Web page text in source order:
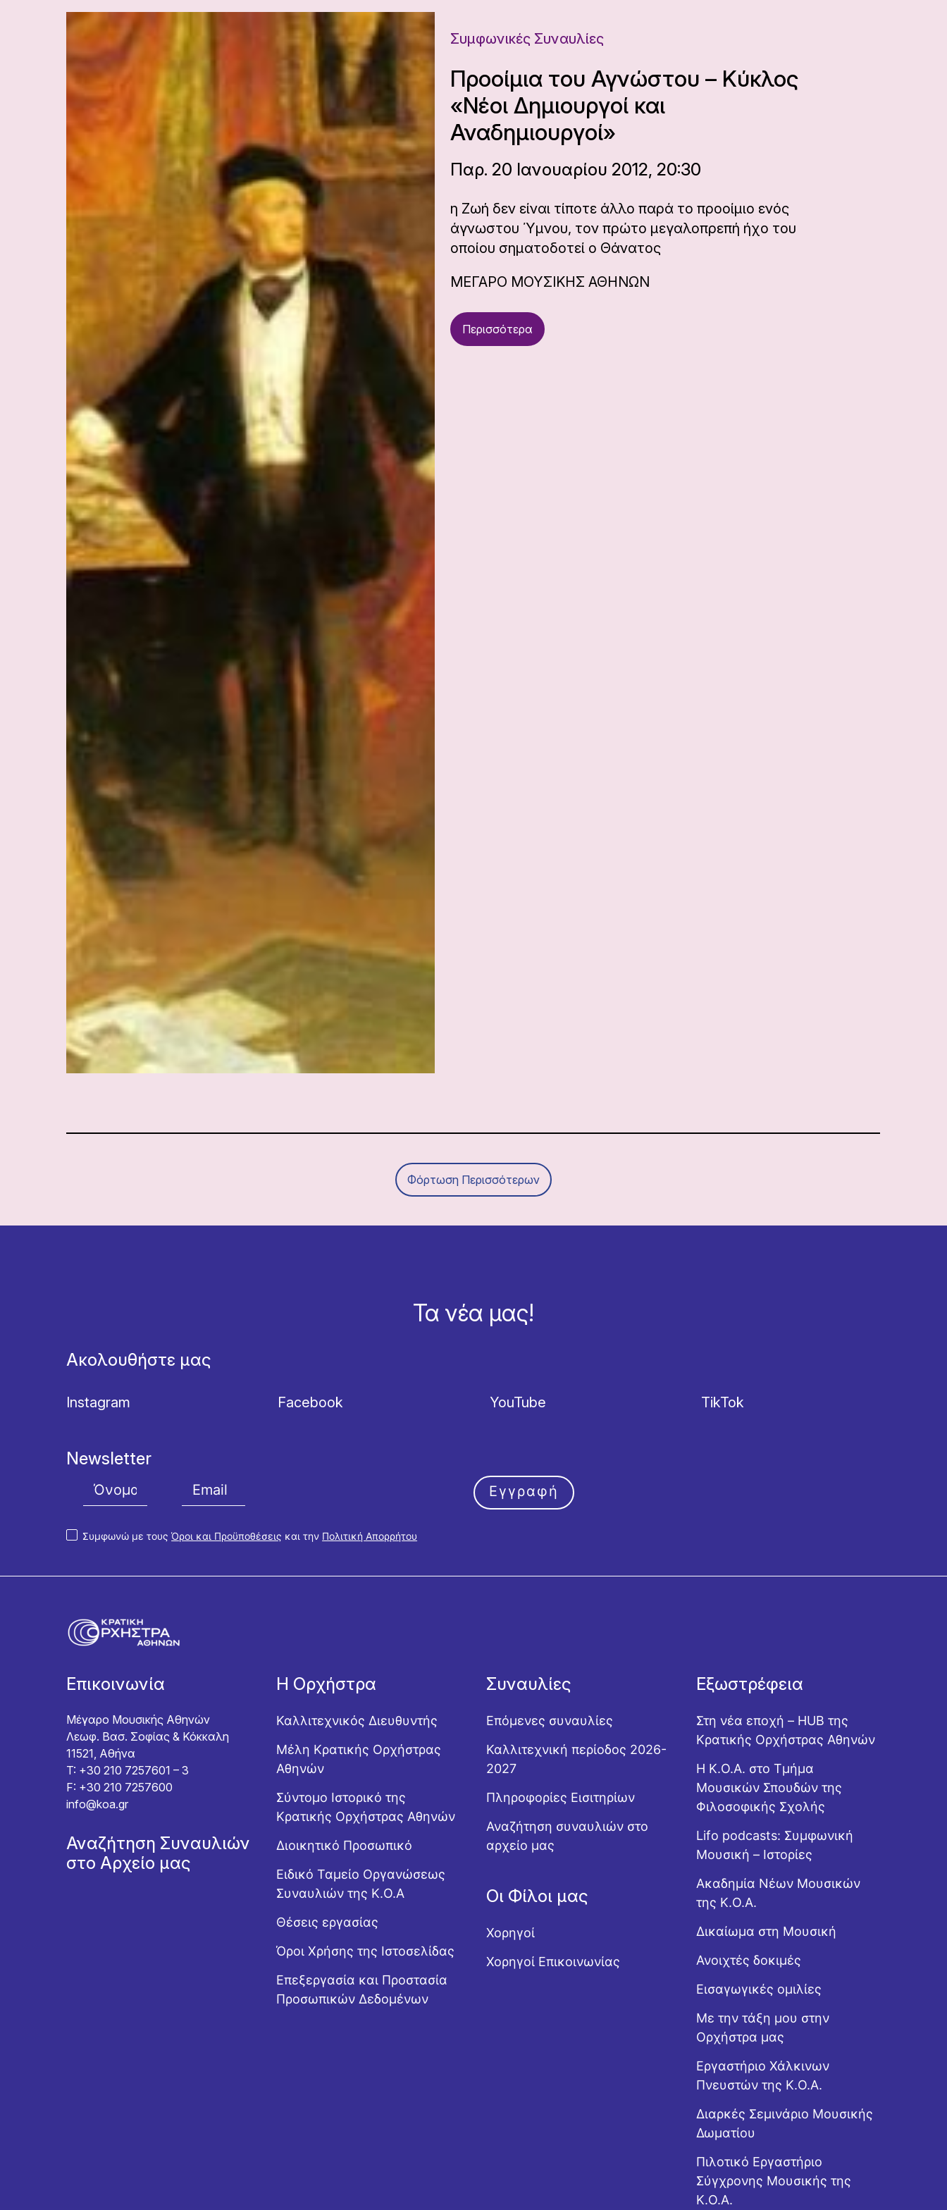
Συμφωνικές Συναυλίες
Προοίμια του Αγνώστου – Κύκλος
«Νέοι Δημιουργοί και
Αναδημιουργοί»
Παρ. 20 Ιανουαρίου 2012, 20:30
η Ζωή δεν είναι τίποτε άλλο παρά το προοίμιο ενός
άγνωστου Ύμνου, τον πρώτο μεγαλοπρεπή ήχο του
οποίου σηματοδοτεί ο Θάνατος
ΜΕΓΑΡΟ ΜΟΥΣΙΚΗΣ ΑΘΗΝΩΝ
Περισσότερα
Φόρτωση Περισσότερων
Τα νέα μας!
Ακολουθήστε μας
Instagram Facebook YouTube TikTok
Newsletter
Συμφωνώ με τουςΌροι και Προϋποθέσεις και την Πολιτική Απορρήτου
Εγγραφή
Επικοινωνία
Μέγαρο Μουσικής Αθηνών
Λεωφ. Βασ. Σοφίας & Κόκκαλη
11521, Αθήνα
T: +30 210 7257601 – 3
F: +30 210 7257600
info@koa.gr
Αναζήτηση Συναυλιών
στο Αρχείο μας
Η Ορχήστρα
Καλλιτεχνικός Διευθυντής
Μέλη Κρατικής Ορχήστρας
Αθηνών
Σύντομο Ιστορικό της
Κρατικής Ορχήστρας Αθηνών
Διοικητικό Προσωπικό
Ειδικό Ταμείο Οργανώσεως
Συναυλιών της Κ.Ο.Α
Θέσεις εργασίας
Όροι Χρήσης της Ιστοσελίδας
Επεξεργασία και Προστασία
Προσωπικών Δεδομένων
Συναυλίες
Επόμενες συναυλίες
Καλλιτεχνική περίοδος 2026-
2027
Πληροφορίες Εισιτηρίων
Αναζήτηση συναυλιών στο
αρχείο μας
Οι Φίλοι μας
Χορηγοί
Χορηγοί Επικοινωνίας
Εξωστρέφεια
Στη νέα εποχή – HUB της
Κρατικής Ορχήστρας Αθηνών
Η Κ.Ο.Α. στο Τμήμα
Μουσικών Σπουδών της
Φιλοσοφικής Σχολής
Lifo podcasts: Συμφωνική
Μουσική – Ιστορίες
Ακαδημία Νέων Μουσικών
της Κ.Ο.Α.
Δικαίωμα στη Μουσική
Ανοιχτές δοκιμές
Εισαγωγικές ομιλίες
Με την τάξη μου στην
Ορχήστρα μας
Εργαστήριo Χάλκινων
Πνευστών της Κ.Ο.Α.
Διαρκές Σεμινάριο Μουσικής
Δωματίου
Πιλοτικό Εργαστήριο
Σύγχρονης Μουσικής της
Κ.Ο.Α.